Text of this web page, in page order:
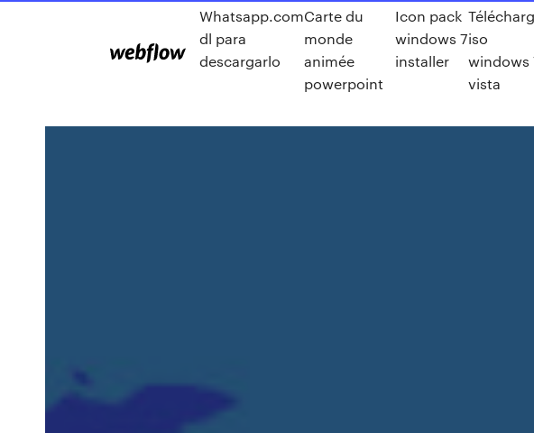
Whatsapp.com
dl para
descargarlo
Carte du
monde
animée
powerpoint
Icon pack
windows 7
installer
iso
windows
vista